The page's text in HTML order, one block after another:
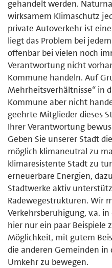
gehandelt werden.
wirksamem Klimaschutz
private Autoverkehr ist
liegt das Problem bei
offenbar bei vielen noch
Verantwortung nicht
Kommune handeln. Auf
Mehrheitsverhältnisse“ in
Kommune aber nicht
geehrte Mitglieder dieses
Ihrer Verantwortung
Geben Sie unserer Stadt
möglich klimaneutral zu
klimaresistente Stadt zu
erneuerbare Energien,
Stadtwerke aktiv
Radewegestrukturen. Wir
Verkehrsberuhigung, v.a.
hier nur ein paar Beispiele
Möglichkeit, mit gutem
die anderen Gemeinden in
Umkehr zu bewegen.